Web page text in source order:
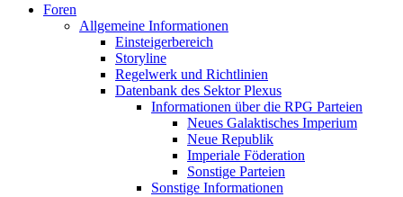
Foren
Allgemeine Informationen
Einsteigerbereich
Storyline
Regelwerk und Richtlinien
Datenbank des Sektor Plexus
Informationen über die RPG Parteien
Neues Galaktisches Imperium
Neue Republik
Imperiale Föderation
Sonstige Parteien
Sonstige Informationen